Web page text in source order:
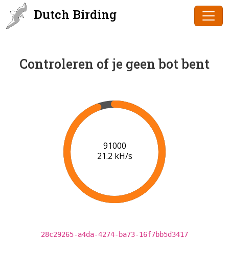
Dutch Birding
Controleren of je geen bot bent
91000
21.2 kH/s
28c29265-a4da-4274-ba73-16f7bb5d3417